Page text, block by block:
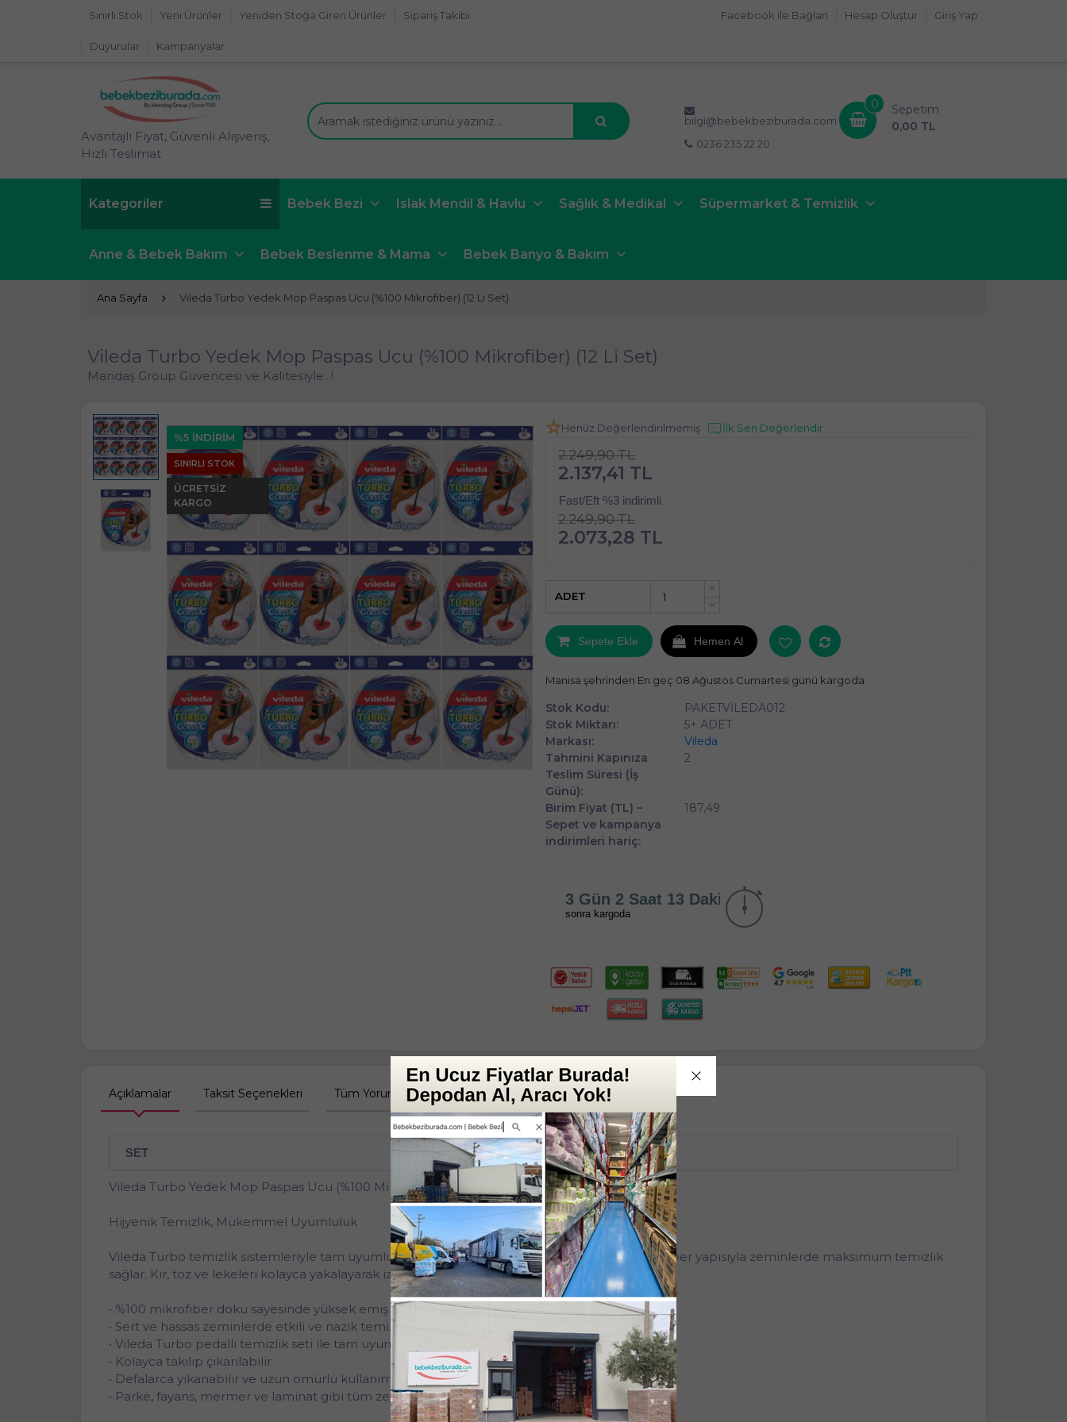
Sınırlı Stok Yeni Ürünler Yeniden Stoğa Giren Ürünler Sipariş Takibi
Duyurular Kampanyalar
Giriş Yap
Hesap Oluştur
Facebook ile Bağlan
Avantajlı Fiyat, Güvenli Alışveriş,
Hızlı Teslimat
bilgi@bebekbeziburada.com
0236 235 22 20
0
Sepetim
0,00 TL
Kategoriler Bebek Bezi Islak Mendil & Havlu Sağlık & Medikal Süpermarket & Temizlik
Anne & Bebek Bakım Bebek Beslenme & Mama Bebek Banyo & Bakım
Ana Sayfa Vileda Turbo Yedek Mop Paspas Ucu (%100 Mikrofiber) (12 Li Set)
Vileda Turbo Yedek Mop Paspas Ucu (%100 Mikrofiber) (12 Li Set)
Mandaş Group Güvencesi ve Kalitesiyle...!
%5 İNDİRİM
SINIRLI STOK
ÜCRETSIZ
KARGO
Henüz Değerlendirilmemiş İlk Sen Değerlendir
2.249,90 TL
2.137,41 TL
Fast/Eft %3 indirimli
2.249,90 TL
2.073,28 TL
+
ADET
Sepete Ekle Hemen Al
Manisa şehrinden En geç 08 Ağustos Cumartesi günü kargoda
Stok Kodu:
PAKETVİLEDA012
Stok Miktarı:
5+ ADET
Markası:
Vileda
Tahmini Kapınıza
Teslim Süresi (İş
Günü):
2
Birim Fiyat (TL) –
Sepet ve kampanya
indirimleri hariç:
187,49
3 Gün 2 Saat 13 Dakika
sonra kargoda
Açıklamalar Taksit Seçenekleri Tüm Yorumlar Tüm Sorular Anket
SET
Vileda Turbo Yedek Mop Paspas Ucu (%100 Mikrofiber) (12 Li Set)
Hijyenik Temizlik, Mükemmel Uyumluluk
Vileda Turbo temizlik sistemleriyle tam uyumlu olan bu yedek mop paspas ucu, %100 mikrofiber yapısıyla zeminlerde maksimum temizlik
sağlar. Kir, toz ve lekeleri kolayca yakalayarak iz bırakmadan siler.
• %100 mikrofiber doku sayesinde yüksek emiş gücü
• Sert ve hassas zeminlerde etkili ve nazik temizlik
• Vileda Turbo pedallı temizlik seti ile tam uyumlu
• Kolayca takılıp çıkarılabilir
• Defalarca yıkanabilir ve uzun ömürlü kullanım sağlar
• Parke, fayans, mermer ve laminat gibi tüm zemin türleriyle uyumludur